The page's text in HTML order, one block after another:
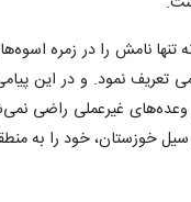
نامش را در زمره
تعریف نمود. و در این
وعده‌های غیرعملی راضی
سیل خوزستان، خود را به